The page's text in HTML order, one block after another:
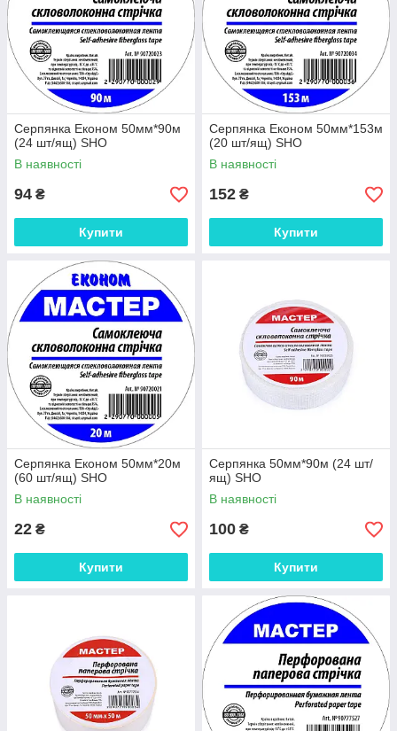
Серпянка Економ 50мм*90м
(24 шт/ящ) SHO
В наявності
94 ₴
Купити
Серпянка Економ 50мм*153м
(20 шт/ящ) SHO
В наявності
152 ₴
Купити
Серпянка Економ 50мм*20м
(60 шт/ящ) SHO
В наявності
22 ₴
Купити
Серпянка 50мм*90м (24 шт/
ящ) SHO
В наявності
100 ₴
Купити